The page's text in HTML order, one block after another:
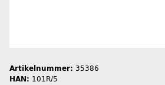
Artikelnummer: 35386
HAN: 101R/5